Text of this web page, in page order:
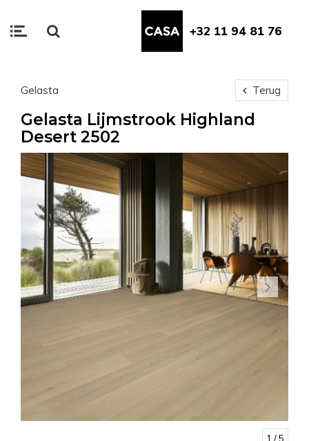
+32 11 94 81 76
Gelasta Terug
Gelasta Lijmstrook Highland
Desert 2502
1 / 5